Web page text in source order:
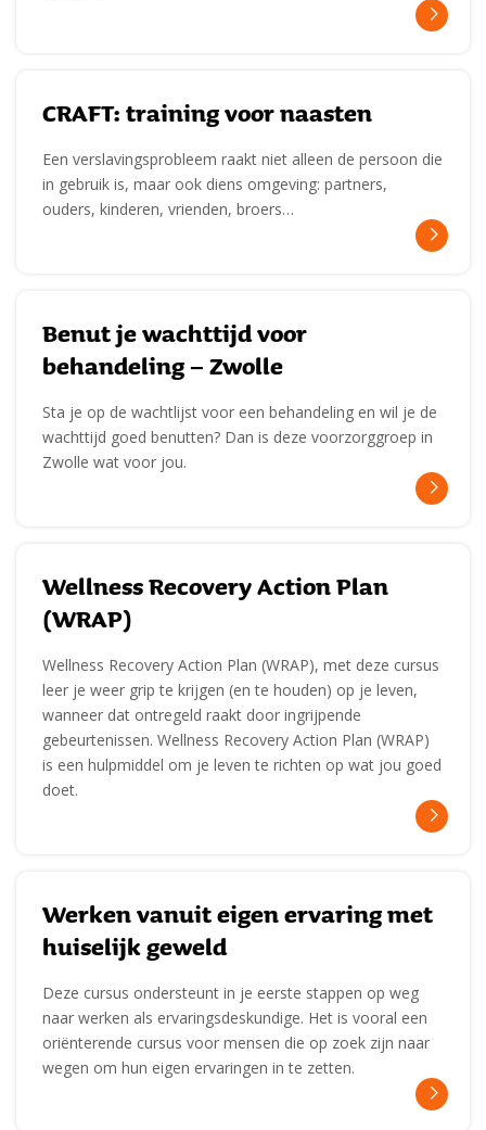
CRAFT: training voor naasten
Een verslavingsprobleem raakt niet alleen de persoon die
in gebruik is, maar ook diens omgeving: partners,
ouders, kinderen, vrienden, broers…
Benut je wachttijd voor
behandeling – Zwolle
Sta je op de wachtlijst voor een behandeling en wil je de
wachttijd goed benutten? Dan is deze voorzorggroep in
Zwolle wat voor jou.
Wellness Recovery Action Plan
(WRAP)
Wellness Recovery Action Plan (WRAP), met deze cursus
leer je weer grip te krijgen (en te houden) op je leven,
wanneer dat ontregeld raakt door ingrijpende
gebeurtenissen. Wellness Recovery Action Plan (WRAP)
is een hulpmiddel om je leven te richten op wat jou goed
doet.
Werken vanuit eigen ervaring met
huiselijk geweld
Deze cursus ondersteunt in je eerste stappen op weg
naar werken als ervaringsdeskundige. Het is vooral een
oriënterende cursus voor mensen die op zoek zijn naar
wegen om hun eigen ervaringen in te zetten.